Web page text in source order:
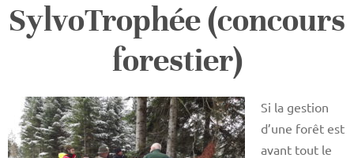
SylvoTrophée (concours
forestier)
Si la gestion
d’une forêt est
avant tout le